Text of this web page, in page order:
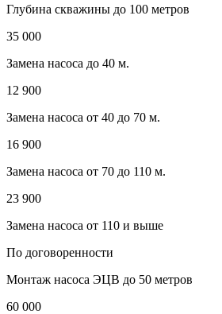
Глубина скважины до 100 метров
35 000
Замена насоса до 40 м.
12 900
Замена насоса от 40 до 70 м.
16 900
Замена насоса от 70 до 110 м.
23 900
Замена насоса от 110 и выше
По договоренности
Монтаж насоса ЭЦВ до 50 метров
60 000